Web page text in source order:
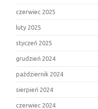
czerwiec 2025
luty 2025
styczeń 2025
grudzień 2024
październik 2024
sierpień 2024
czerwiec 2024